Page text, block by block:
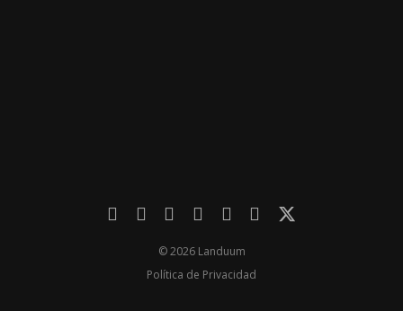
© 2026 Landuum
Política de Privacidad